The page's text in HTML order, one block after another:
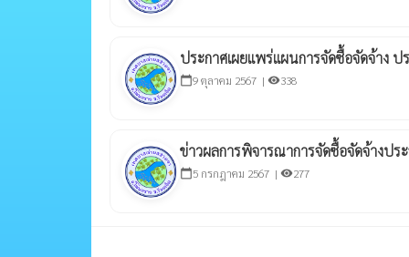
ประกาศเผยแพร่แผนการจัดซื้อจัดจ้าง
calendar_today9 ตุลาคม 2567 | visibility338
ข่าวผลการพิจารณาการจัดซื้อจัดจ้างป
calendar_today5 กรกฎาคม 2567 | visibility277